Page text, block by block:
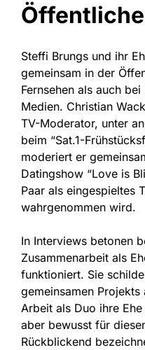
Steffi Brungs und ihr
gemeinsam in der
Fernsehen als auch
Medien. Christian
TV-Moderator, unter
beim “Sat.1-
moderiert er
Datingshow “Love is
Paar als eingespieltes
wahrgenommen wird.
In Interviews betonen
Zusammenarbeit als
funktioniert. Sie
gemeinsamen
Arbeit als Duo ihre
aber bewusst für
Rückblickend